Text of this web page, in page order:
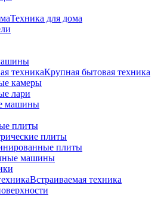
Техника для дома
Крупная бытовая техника
камеры
лари
машины
плиты
плиты
плиты
машины
Встраиваемая техника